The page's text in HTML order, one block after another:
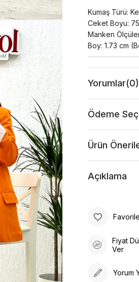
Kumaş Türü:
Ceket Boyu:
Manken
Boy: 1.73 cm
Yorumlar(0)
Ödeme
Ürün
Açıklama
Fiyat
Ver
Yorum